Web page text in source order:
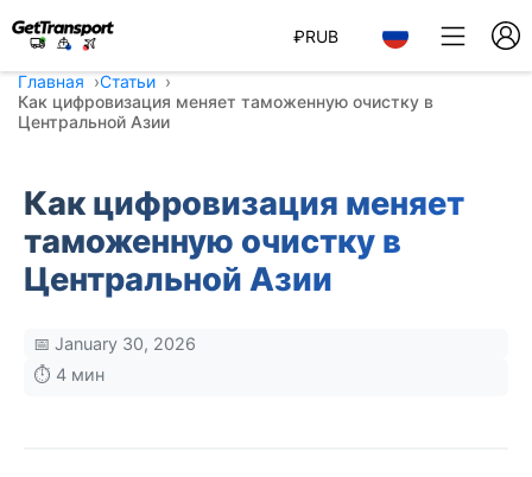
₽RUB
Главная
Статьи
Как цифровизация меняет таможенную очистку в
Центральной Азии
Как цифровизация меняет
таможенную очистку в
Центральной Азии
📅 January 30, 2026
⏱️ 4 мин